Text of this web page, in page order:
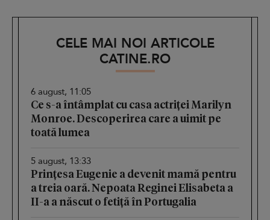
CELE MAI NOI ARTICOLE
CATINE.RO
6 august, 11:05
Ce s-a întâmplat cu casa actriței Marilyn
Monroe. Descoperirea care a uimit pe
toată lumea
5 august, 13:33
Prințesa Eugenie a devenit mamă pentru
a treia oară. Nepoata Reginei Elisabeta a
II-a a născut o fetiță în Portugalia